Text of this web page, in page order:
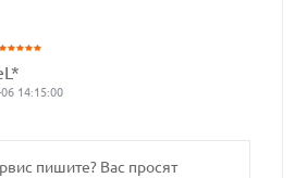
14:15:00
пишите? Вас просят